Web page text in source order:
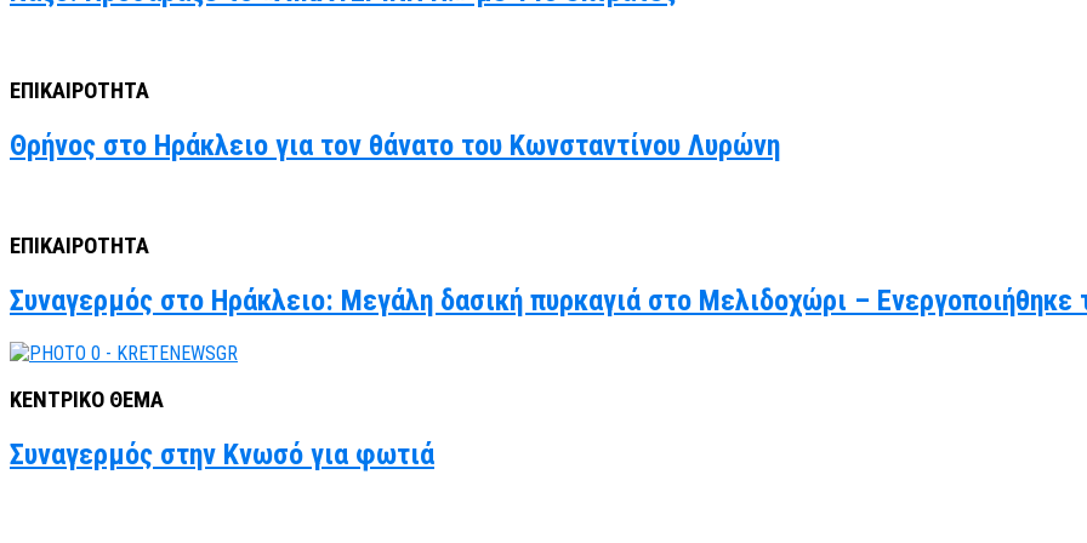
ΕΠΙΚΑΙΡΟΤΗΤΑ
Θρήνος στο Ηράκλειο για τον θάνατο του Κωνσταντίνου Λυρώνη
ΕΠΙΚΑΙΡΟΤΗΤΑ
Συναγερμός στο Ηράκλειο: Μεγάλη δασική πυρκαγιά στο Μελιδοχώρι – Ενεργοποιήθηκε
ΚΕΝΤΡΙΚΟ ΘΕΜΑ
Συναγερμός στην Κνωσό για φωτιά